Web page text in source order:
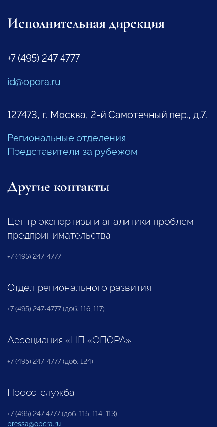
Исполнительная дирекция
+7 (495) 247 4777
id@opora.ru
127473, г. Москва, 2-й Самотечный пер., д.7.
Региональные отделения
Представители за рубежом
Другие контакты
Центр экспертизы и аналитики проблем
предпринимательства
+7 (495) 247-4777
Отдел регионального развития
+7 (495) 247-4777 (доб. 116, 117)
Ассоциация «НП «ОПОРА»
+7 (495) 247-4777 (доб. 124)
Пресс-служба
+7 (495) 247 4777 (доб. 115, 114, 113)
pressa@opora.ru